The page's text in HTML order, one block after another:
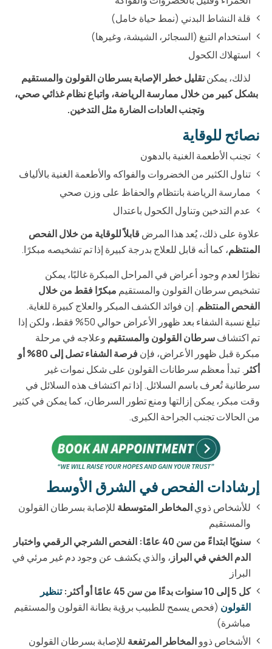
قلة النشاط البدني (نمط حياة خامل)
استخدام التبغ (السجائر، الشيشة، وغيرها)
استهلاك الكحول
لذلك، يمكنتقليل خطر الإصابة بسرطان القولون والمستقيم
بشكل كبير من خلال ممارسة الرياضة، واتباع نظام غذائي صحي،
وتجنب العادات الضارة مثل التدخين.
نصائح للوقاية
تجنب الأطعمة الغنية بالدهون
تناول الكثير من الخضروات والفواكه والأطعمة الغنية بالألياف
ممارسة الرياضة بانتظام والحفاظ على وزن صحي
عدم التدخين وتناول الكحول باعتدال
علاوة على ذلك، يُعد هذا المرض قابلاً للوقاية من خلال الفحص
المنتظم، كما أنه قابل للعلاج بدرجة كبيرة إذا تم تشخيصه مبكرًا.
نظرًا لعدم وجود أعراض في المراحل المبكرة غالبًا، يمكن
تشخيص سرطان القولون والمستقيم مبكرًا فقط من خلال
الفحص المنتظم. إن فوائد الكشف المبكر والعلاج كبيرة للغاية.
تبلغ نسبة الشفاء بعد ظهور الأعراض حوالي 50% فقط، ولكن إذا
تم اكتشافسرطان القولون والمستقيم وعلاجه في مرحلة
مبكرة قبل ظهور الأعراض، فإن
فرصة الشفاء تصل إلى 80% أو
أكثر . تبدأ معظم سرطانات القولون على شكل نموات غير
سرطانية تُعرف باسم السلائل. إذا تم اكتشاف هذه السلائل في
وقت مبكر، يمكن إزالتها ومنع تطور السرطان، كما يمكن في كثير
من الحالات تجنب الجراحة الكبرى.
إرشادات الفحص في الشرق الأوسط
للأشخاص ذويالمخاطر المتوسطة للإصابة بسرطان القولون
والمستقيم
سنويًا ابتداءً من سن 40 عامًا: الفحص الشرجي الرقمي واختبار
الدم الخفي في البراز ، والذي يكشف عن وجود دم غير مرئي في
البراز
كل 5 إلى 10 سنوات بدءًا من سن 45 عامًا أو أكثر:
تنظير
القولون (فحص يسمح للطبيب برؤية بطانة القولون والمستقيم
مباشرة)
الأشخاص ذووالمخاطر المرتفعة للإصابة بسرطان القولون